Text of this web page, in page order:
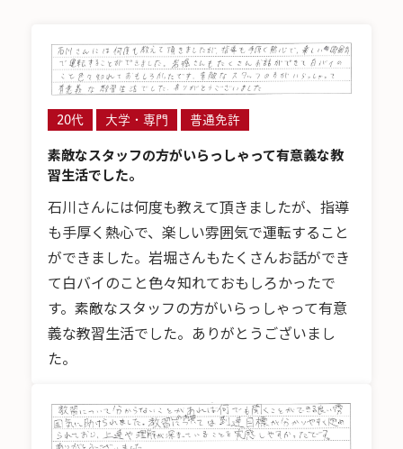
20代 大学・専門 普通免許
素敵なスタッフの方がいらっしゃって有意義な教
習生活でした。
石川さんには何度も教えて頂きましたが、指導
も手厚く熱心で、楽しい雰囲気で運転すること
ができました。岩堀さんもたくさんお話ができ
て白バイのこと色々知れておもしろかったで
す。素敵なスタッフの方がいらっしゃって有意
義な教習生活でした。ありがとうございまし
た。